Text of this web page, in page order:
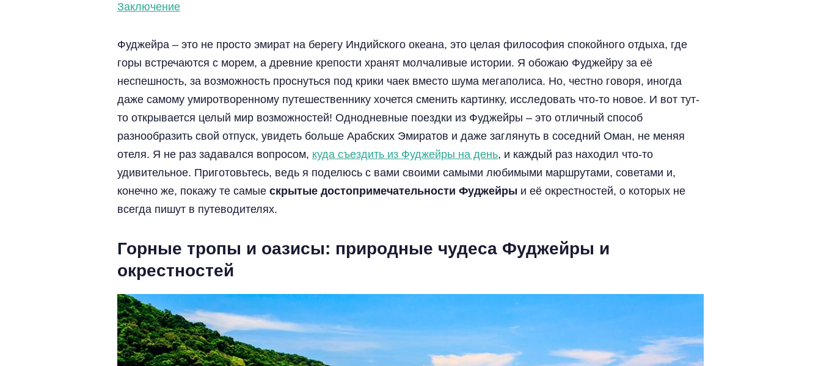
Заключение
Фуджейра – это не просто эмират на берегу Индийского океана, это целая философия спокойного отдыха, где
горы встречаются с морем, а древние крепости хранят молчаливые истории. Я обожаю Фуджейру за её
неспешность, за возможность проснуться под крики чаек вместо шума мегаполиса. Но, честно говоря, иногда
даже самому умиротворенному путешественнику хочется сменить картинку, исследовать что-то новое. И вот тут-
то открывается целый мир возможностей! Однодневные поездки из Фуджейры – это отличный способ
разнообразить свой отпуск, увидеть больше Арабских Эмиратов и даже заглянуть в соседний Оман, не меняя
отеля. Я не раз задавался вопросом, куда съездить из Фуджейры на день, и каждый раз находил что-то
удивительное. Приготовьтесь, ведь я поделюсь с вами своими самыми любимыми маршрутами, советами и,
конечно же, покажу те самые скрытые достопримечательности Фуджейры и её окрестностей, о которых не
всегда пишут в путеводителях.
Горные тропы и оазисы: природные чудеса Фуджейры и
окрестностей